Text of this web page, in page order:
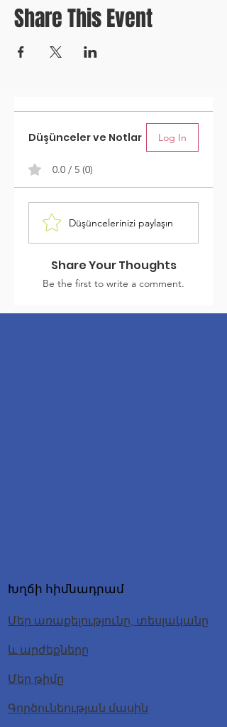
Share This Event
Düşünceler ve Notlar Log In
0.0 / 5 (0)
Düşüncelerinizi paylaşın
Share Your Thoughts
Be the first to write a comment.
Խղճի հիմնադրամ
Մեր առաքելությունը, տեսլականը
և արժեքները
Մեր թիմը
Գործունեության մասին